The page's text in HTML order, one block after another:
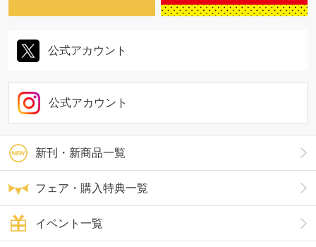
新刊・新商品一覧
フェア・購入特典一覧
イベント一覧
公式アカウント
公式アカウント